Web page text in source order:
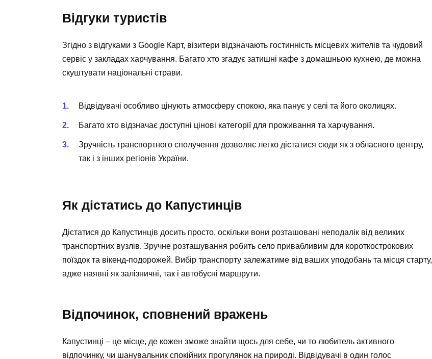
Відгуки туристів
Згідно з відгуками з Google Карт, візитери відзначають гостинність місцевих жителів та чудовий
сервіс у закладах харчування. Багато хто згадує затишні кафе з домашньою кухнею, де можна
скуштувати національні страви.
Відвідувачі особливо цінують атмосферу спокою, яка панує у селі та його околицях.
Багато хто відзначає доступні цінові категорії для проживання та харчування.
Зручність транспортного сполучення дозволяє легко дістатися сюди як з обласного центру,
так і з інших регіонів України.
Як дістатись до Капустинців
Дістатися до Капустинців досить просто, оскільки вони розташовані неподалік від великих
транспортних вузлів. Зручне розташування робить село привабливим для короткострокових
поїздок та вікенд-подорожей. Вибір транспорту залежатиме від ваших уподобань та місця старту,
адже наявні як залізничні, так і автобусні маршрути.
Відпочинок, сповнений вражень
Капустинці – це місце, де кожен зможе знайти щось для себе, чи то любитель активного
відпочинку, чи шанувальник спокійних прогулянок на природі. Відвідувачі в один голос